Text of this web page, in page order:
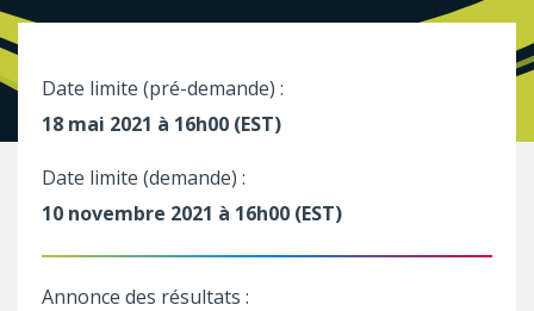
Date limite (pré-demande) :
18 mai 2021 à 16h00 (EST)
Date limite (demande) :
10 novembre 2021 à 16h00 (EST)
Annonce des résultats :